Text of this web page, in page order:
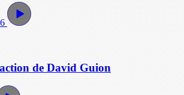
de David Guion